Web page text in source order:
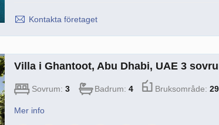
Kontakta företaget
Villa i Ghantoot, Abu Dhabi, UAE 3
Sovrum: 3 Badrum: 4 Bruksområde:
Mer info